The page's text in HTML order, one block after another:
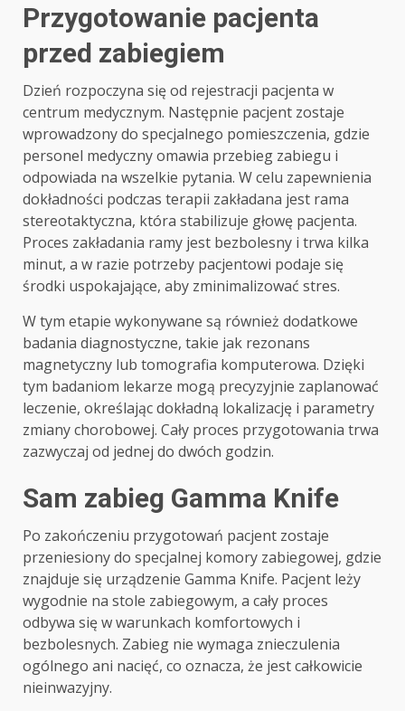
Przygotowanie pacjenta
przed zabiegiem
Dzień rozpoczyna się od rejestracji pacjenta w
centrum medycznym. Następnie pacjent zostaje
wprowadzony do specjalnego pomieszczenia, gdzie
personel medyczny omawia przebieg zabiegu i
odpowiada na wszelkie pytania. W celu zapewnienia
dokładności podczas terapii zakładana jest rama
stereotaktyczna, która stabilizuje głowę pacjenta.
Proces zakładania ramy jest bezbolesny i trwa kilka
minut, a w razie potrzeby pacjentowi podaje się
środki uspokajające, aby zminimalizować stres.
W tym etapie wykonywane są również dodatkowe
badania diagnostyczne, takie jak rezonans
magnetyczny lub tomografia komputerowa. Dzięki
tym badaniom lekarze mogą precyzyjnie zaplanować
leczenie, określając dokładną lokalizację i parametry
zmiany chorobowej. Cały proces przygotowania trwa
zazwyczaj od jednej do dwóch godzin.
Sam zabieg Gamma Knife
Po zakończeniu przygotowań pacjent zostaje
przeniesiony do specjalnej komory zabiegowej, gdzie
znajduje się urządzenie Gamma Knife. Pacjent leży
wygodnie na stole zabiegowym, a cały proces
odbywa się w warunkach komfortowych i
bezbolesnych. Zabieg nie wymaga znieczulenia
ogólnego ani nacięć, co oznacza, że jest całkowicie
nieinwazyjny.